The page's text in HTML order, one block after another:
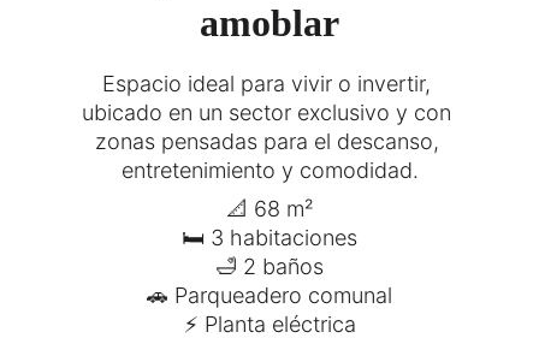
amoblar
Espacio ideal para vivir o invertir,
ubicado en un sector exclusivo y con
zonas pensadas para el descanso,
entretenimiento y comodidad.
📐 68 m²
🛏 3 habitaciones
🛁 2 baños
🚗 Parqueadero comunal
⚡ Planta eléctrica